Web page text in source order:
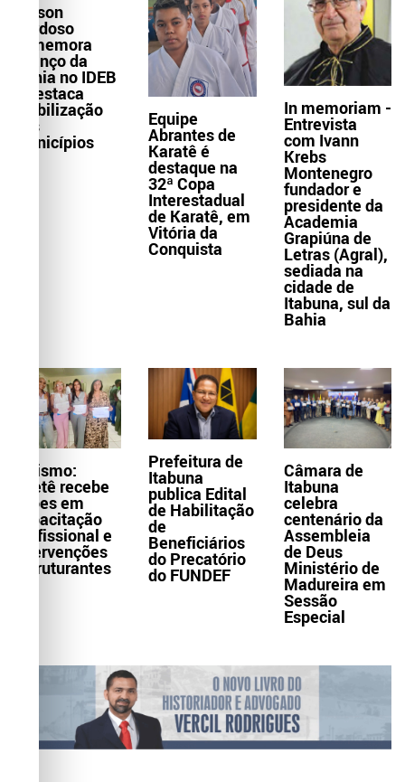
Wilson
Cardoso
comemora
avanço da
Bahia no IDEB
e destaca
mobilização
dos
municípios
Equipe
Abrantes de
Karatê é
destaque na
32ª Copa
Interestadual
de Karatê, em
Vitória da
Conquista
In memoriam -
Entrevista
com Ivann
Krebs
Montenegro
fundador e
presidente da
Academia
Grapiúna de
Letras (Agral),
sediada na
cidade de
Itabuna, sul da
Bahia
Turismo:
Itaetê recebe
ações em
capacitação
profissional e
intervenções
estruturantes
Prefeitura de
Itabuna
publica Edital
de Habilitação
de
Beneficiários
do Precatório
do FUNDEF
Câmara de
Itabuna
celebra
centenário da
Assembleia
de Deus
Ministério de
Madureira em
Sessão
Especial